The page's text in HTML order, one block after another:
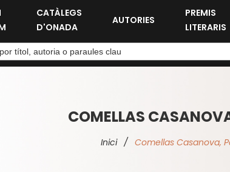
CATÀLEGS
D'ONADA
AUTORIES
PREMIS
LITERARIS
COMELLAS
Inici / Comellas Casanova,